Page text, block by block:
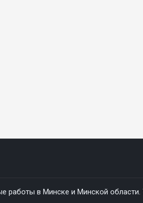
работы в Минске и Минской области.